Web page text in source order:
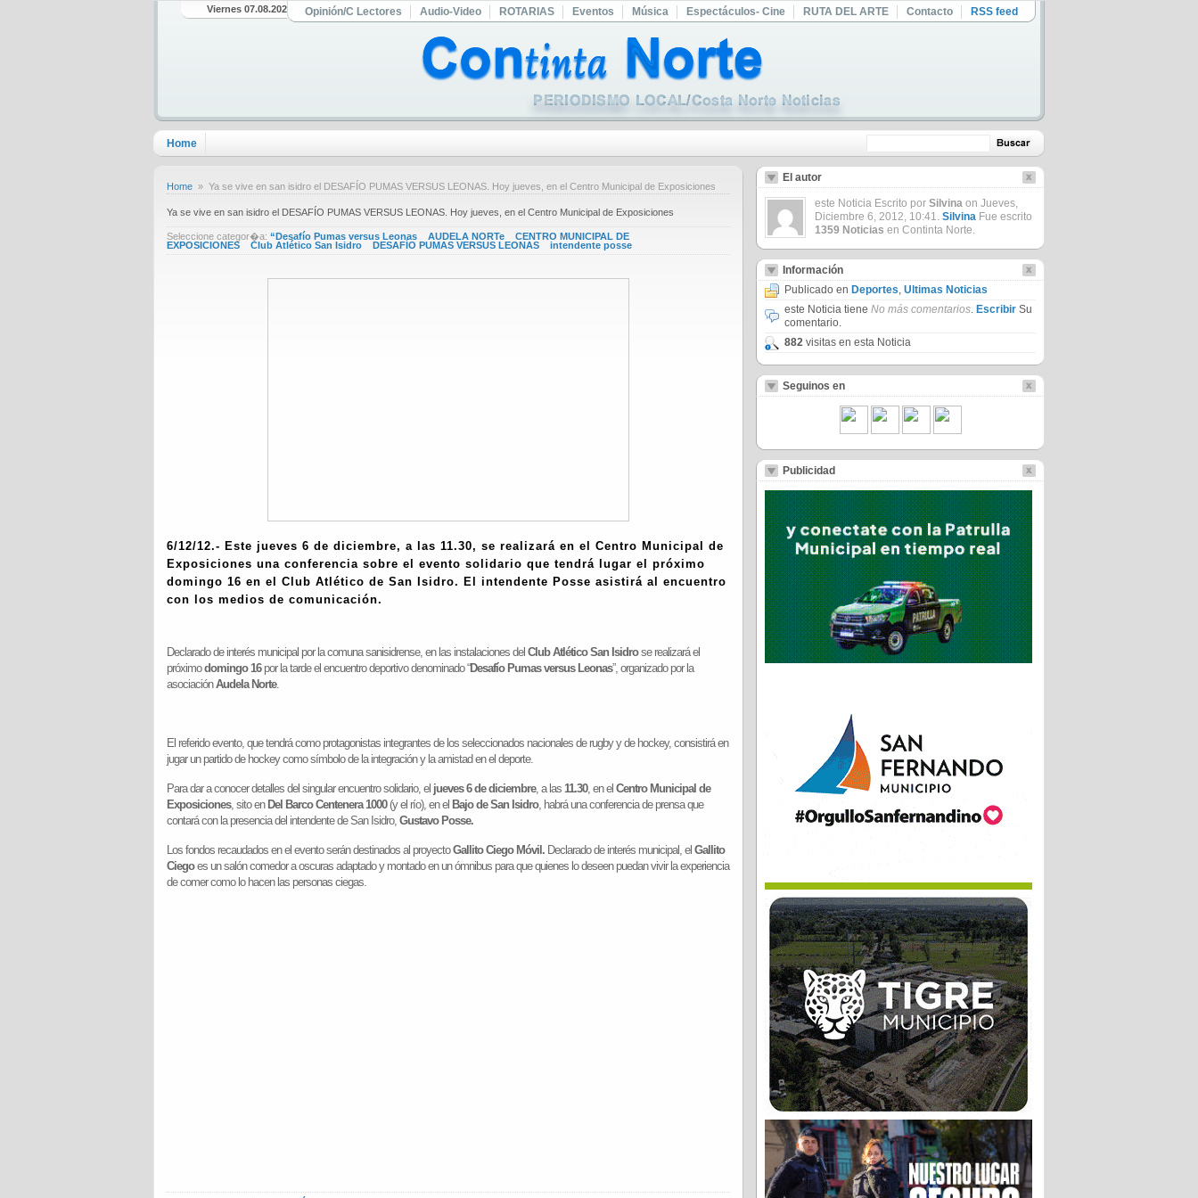
Viernes 07.08.2026 Opinión/C Lectores Audio-Video ROTARIAS Eventos Música Espectáculos- Cine RUTA DEL ARTE Contacto RSS feed
Home
Home » Ya se vive en san isidro el DESAFÍO PUMAS VERSUS LEONAS. Hoy jueves, en el Centro Municipal de Exposiciones
Ya se vive en san isidro el DESAFÍO PUMAS VERSUS LEONAS. Hoy jueves, en el Centro Municipal de Exposiciones
Seleccione categor�a: “Desafío Pumas versus Leonas AUDELA NORTe
CENTRO MUNICIPAL DE
EXPOSICIONES
Club Atlético San Isidro DESAFÍO PUMAS VERSUS LEONAS intendente posse
6/12/12.- Este jueves 6 de diciembre, a las 11.30, se realizará en el Centro Municipal de
Exposiciones una conferencia sobre el evento solidario que tendrá lugar el próximo
domingo 16 en el Club Atlético de San Isidro. El intendente Posse asistirá al encuentro
con los medios de comunicación.
Declarado de interés municipal por la comuna sanisidrense, en las instalaciones del Club Atlético San Isidrose realizará el
próximodomingo 16por la tarde el encuentro deportivo denominado “Desafío Pumas versus Leonas”, organizado por la
asociaciónAudela Norte.
El referido evento, que tendrá como protagonistas integrantes de los seleccionados nacionales de rugby y de hockey, consistirá en
jugar un partido de hockey como símbolo de la integración y la amistad en el deporte.
Para dar a conocer detalles del singular encuentro solidario, el jueves 6 de diciembre, a las 11.30, en el Centro Municipal de
Exposiciones, sito en Del Barco Centenera 1000(y el río), en el Bajo de San Isidro, habrá una conferencia de prensa que
contará con la presencia del intendente de San Isidro, Gustavo Posse.
Los fondos recaudados en el evento serán destinados al proyectoGallito Ciego Móvil. Declarado de interés municipal, el Gallito
Ciegoes un salón comedor a oscuras adaptado y montado en un ómnibus para que quienes lo deseen puedan vivir la experiencia
de comer como lo hacen las personas ciegas.
El autor
este Noticia Escrito por Silvina on Jueves,
Diciembre 6, 2012, 10:41. Silvina Fue escrito
1359 Noticias en Continta Norte.
Información
Publicado en Deportes, Ultimas Noticias
este Noticia tiene No más comentarios. Escribir Su
comentario.
882 visitas en esta Noticia
Seguinos en
Publicidad